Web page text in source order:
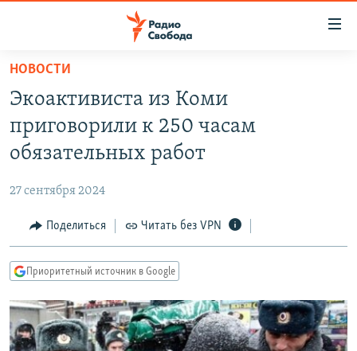
упрощенного
доступа
основному
Вернутся
Вернутся
поиску
АВТОРСКИЕ ПРОЕКТЫ
МНЕНИЯ
КУЛЬТУРА
КАВКАЗ.РЕАЛИИ
СЕВЕР.РЕАЛИИ
СИБИРЬ.РЕАЛИИ
НОВОСТИ
Экоактивиста из Коми
приговорили к 250 часам
обязательных работ
27 сентября 2024
Поделиться Читать без VPN
Приоритетный источник в Google